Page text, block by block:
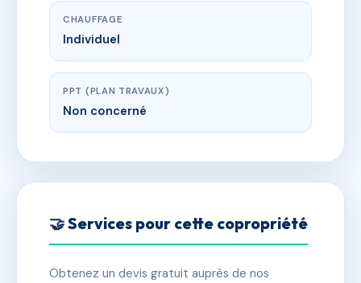
CHAUFFAGE
Individuel
PPT (PLAN TRAVAUX)
Non concerné
🤝 Services pour cette copropriété
Obtenez un devis gratuit auprès de nos